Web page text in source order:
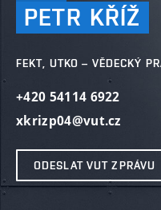
PETR KŘÍŽ
FEKT, UTKO – VĚDECKÝ
+420 54114 6922
xkrizp04@vut.cz
ODESLAT VUT ZPRÁVU